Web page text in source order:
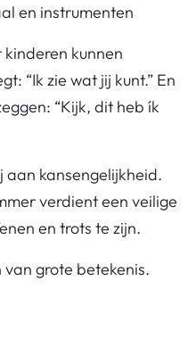
en instrumenten
kunnen
“Ik zie wat jij kunt.” En
“Kijk, dit heb ík
aan kansengelijkheid.
verdient een veilige
en trots te zijn.
van grote betekenis.